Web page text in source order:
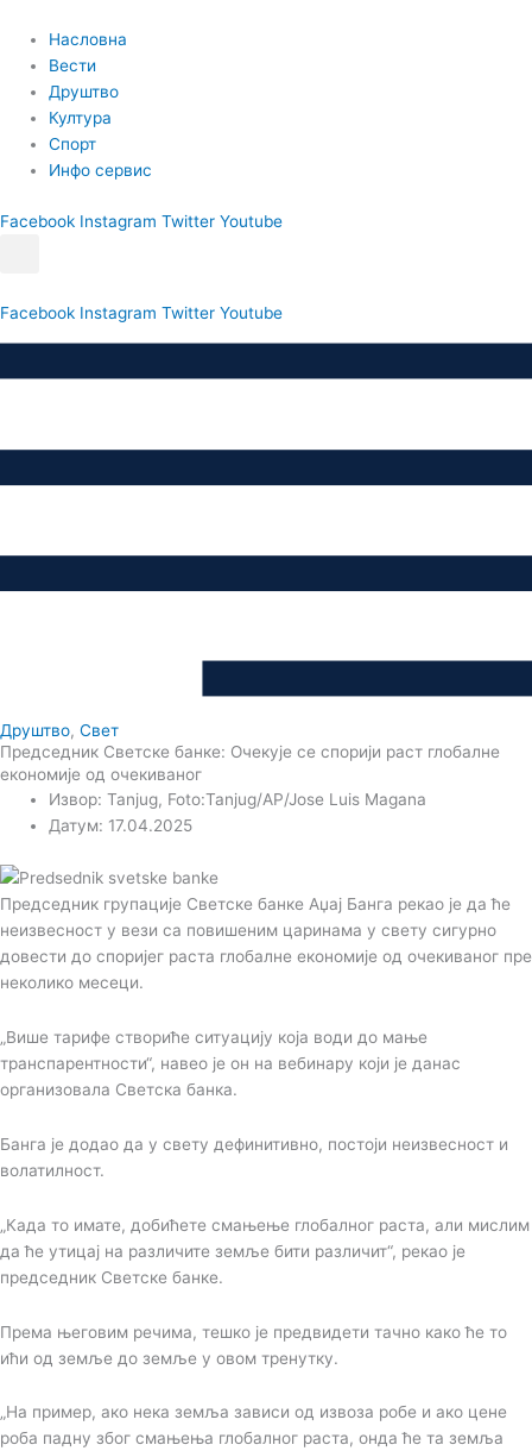
садржај
Насловна
Вести
Друштво
Култура
Спорт
Инфо сервис
Facebook Instagram Twitter Youtube
Facebook Instagram Twitter Youtube
Друштво, Свет
Председник Светске банке: Очекује се спорији раст глобалне
економије од очекиваног
Извор: Tanjug, Foto:Tanjug/AP/Jose Luis Magana
Датум: 17.04.2025
Председник групације Светске банке Аџај Банга рекао је да ће
неизвесност у вези са повишеним царинама у свету сигурно
довести до споријег раста глобалне економије од очекиваног пре
неколико месеци.
„Више тарифе створиће ситуацију која води до мање
транспарентности“, навео је он на вебинару који је данас
организовала Светска банка.
Банга је додао да у свету дефинитивно, постоји неизвесност и
волатилност.
„Када то имате, добићете смањење глобалног раста, али мислим
да ће утицај на различите земље бити различит“, рекао је
председник Светске банке.
Према његовим речима, тешко је предвидети тачно како ће то
ићи од земље до земље у овом тренутку.
„На пример, ако нека земља зависи од извоза робе и ако цене
роба падну због смањења глобалног раста, онда ће та земља